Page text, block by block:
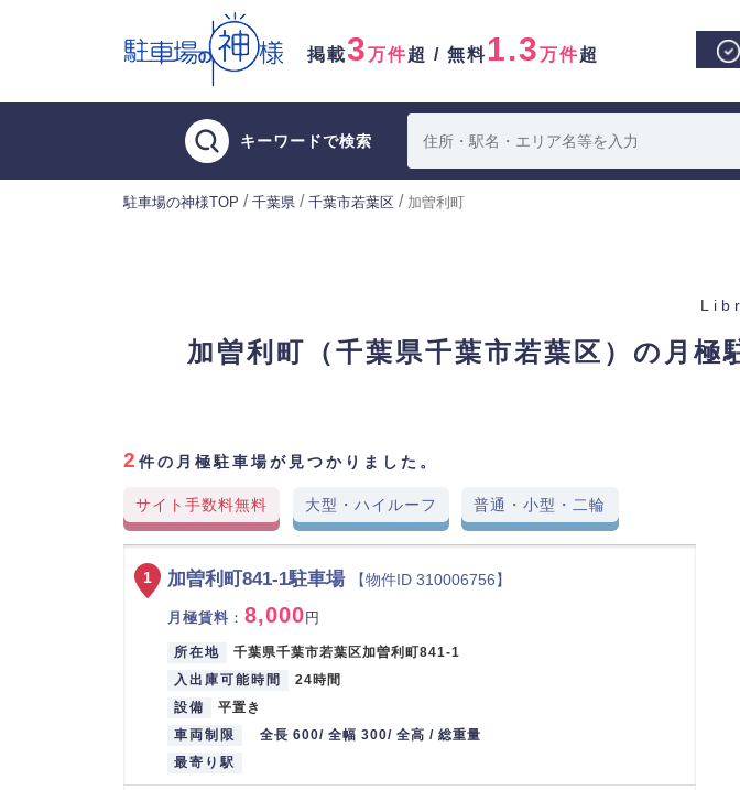
掲載3万件超 / 無料1.3万件超
キーワードで検索
駐車場の神様TOP / 千葉県 / 千葉市若葉区 / 加曽利町
加曽利町（千葉県千葉市若葉区）の月極
2 件の月極駐車場が見つかりました。
サイト手数料無料 大型・ハイルーフ 普通・小型・二輪
加曽利町841-1駐車場 【物件ID 310006756】
月極賃料 ： 8,000 円
所在地
千葉県千葉市若葉区加曽利町841-1
入出庫可能時間
24時間
設備
平置き
車両制限
全長 600/ 全幅 300/ 全高 / 総重量
最寄り駅
1